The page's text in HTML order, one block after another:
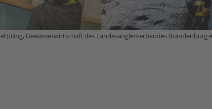
Jüling, Gewässerwirtschaft des Landesangler­verbandes Brandenburg